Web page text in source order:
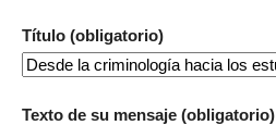
Título (obligatorio)
Texto de su mensaje (obligatorio)